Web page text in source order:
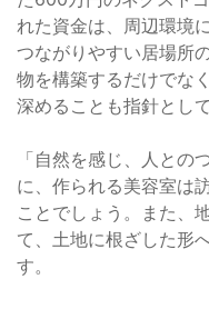
れた資金は、周辺環境
つながりやすい居場所
物を構築するだけでな
深めることも指針とし
「自然を感じ、人との
に、作られる美容室は
ことでしょう。また、
て、土地に根ざした形
す。